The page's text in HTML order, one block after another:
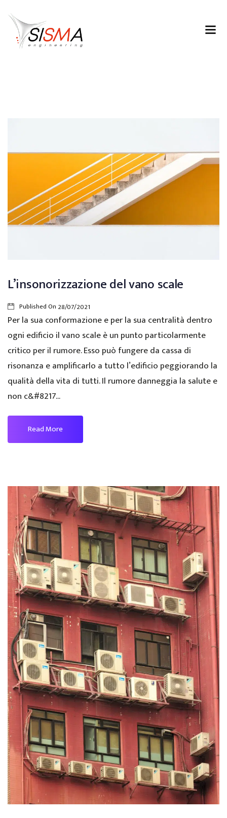
L’insonorizzazione del vano scale
Published On 28/07/2021
Per la sua conformazione e per la sua centralità dentro
ogni edificio il vano scale è un punto particolarmente
critico per il rumore. Esso può fungere da cassa di
risonanza e amplificarlo a tutto l’edificio peggiorando la
qualità della vita di tutti. Il rumore danneggia la salute e
non c&#8217...
Read More